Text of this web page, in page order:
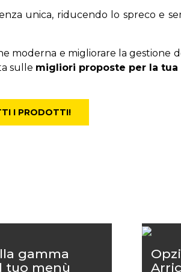
unica, riducendo lo spreco e
moderna e migliorare la gestione
sulle migliori proposte per la
I PRODOTTI!
gamma
tuo menù